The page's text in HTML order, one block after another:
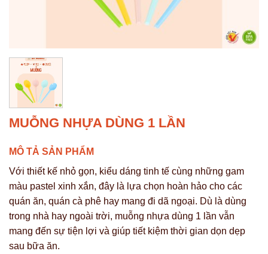
MUỖNG NHỰA DÙNG 1 LẦN
MÔ TẢ SẢN PHẨM
Với thiết kế nhỏ gọn, kiểu dáng tinh tế cùng những gam
màu pastel xinh xắn, đây là lựa chọn hoàn hảo cho các
quán ăn, quán cà phê hay mang đi dã ngoại. Dù là dùng
trong nhà hay ngoài trời, muỗng nhựa dùng 1 lần vẫn
mang đến sự tiện lợi và giúp tiết kiệm thời gian dọn dẹp
sau bữa ăn.